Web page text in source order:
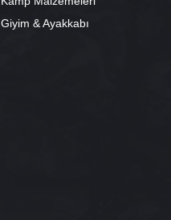
Giyim & Ayakkabı